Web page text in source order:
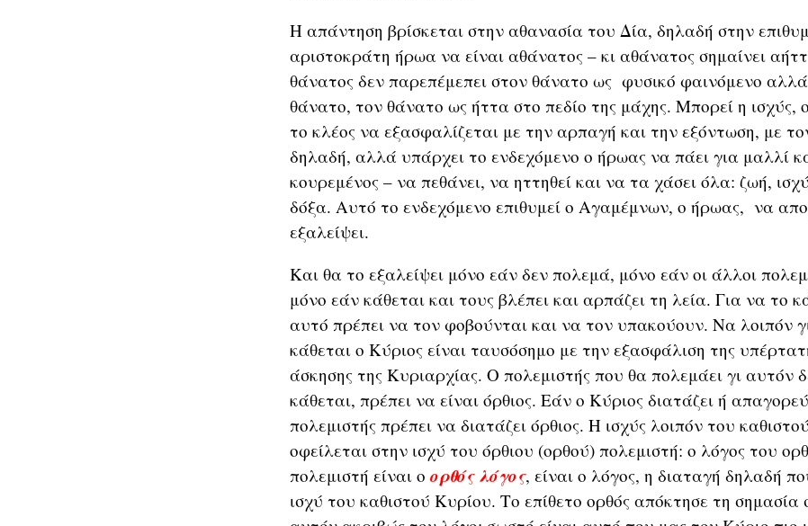
Η απάντηση βρίσκεται στην αθανασία του Δία, δηλαδή στην
αριστοκράτη ήρωα να είναι αθάνατος – κι αθάνατος σημαίνει
θάνατος δεν παρεπέμεπει στον θάνατο ως φυσικό φαινόμενο αλλά
θάνατο, τον θάνατο ως ήττα στο πεδίο της μάχης. Μπορεί η ισχύς,
το κλέος να εξασφαλίζεται με την αρπαγή και την εξόντωση, με
δηλαδή, αλλά υπάρχει το ενδεχόμενο ο ήρωας να πάει για μαλλί
κουρεμένος – να πεθάνει, να ηττηθεί και να τα χάσει όλα: ζωή,
δόξα. Αυτό το ενδεχόμενο επιθυμεί ο Αγαμέμνων, ο ήρωας, να
εξαλείψει.
Και θα το εξαλείψει μόνο εάν δεν πολεμά, μόνο εάν οι άλλοι
μόνο εάν κάθεται και τους βλέπει και αρπάζει τη λεία. Για να το
αυτό πρέπει να τον φοβούνται και να τον υπακούουν. Να λοιπόν
κάθεται ο Κύριος είναι ταυσόσημο με την εξασφάλιση της
άσκησης της Κυριαρχίας. Ο πολεμιστής που θα πολεμάει γι αυτόν
κάθεται, πρέπει να είναι όρθιος. Εάν ο Κύριος διατάζει ή
πολεμιστής πρέπει να διατάζει όρθιος. Η ισχύς λοιπόν του
οφείλεται στην ισχύ του όρθιου (ορθού) πολεμιστή: ο λόγος του
πολεμιστή είναι ο ορθός λόγος, είναι ο λόγος, η διαταγή δηλαδή
ισχύ του καθιστού Κυρίου. Το επίθετο ορθός απόκτησε τη σημασία